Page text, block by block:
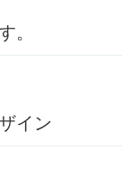
。
イン